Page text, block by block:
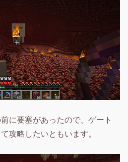
に要塞があったので、ゲート
攻略したいともいます。